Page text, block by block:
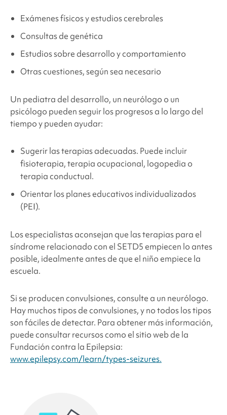
Exámenes físicos y estudios cerebrales
Consultas de genética
Estudios sobre desarrollo y comportamiento
Otras cuestiones, según sea necesario
Un pediatra del desarrollo, un neurólogo o un
psicólogo pueden seguir los progresos a lo largo del
tiempo y pueden ayudar:
Sugerir las terapias adecuadas. Puede incluir
fisioterapia, terapia ocupacional, logopedia o
terapia conductual.
Orientar los planes educativos individualizados
(PEI).
Los especialistas aconsejan que las terapias para el
síndrome relacionado con el SETD5empiecen lo antes
posible, idealmente antes de que el niño empiece la
escuela.
Si se producen convulsiones, consulte a un neurólogo.
Hay muchos tipos de convulsiones, y no todos los tipos
son fáciles de detectar. Para obtener más información,
puede consultar recursos como el sitio web de la
Fundación contra la Epilepsia:
www.epilepsy.com/learn/types-seizures.